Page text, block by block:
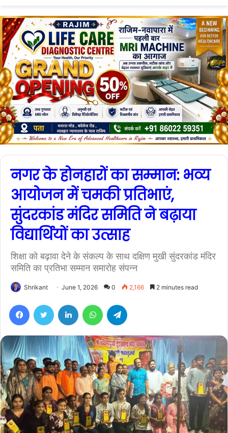
नगर के होनहारों का सम्मान: भव्य
आयोजन में चमकी प्रतिभाएं,
सुंदरकांड मंदिर समिति ने बढ़ाया
विद्यार्थियों का उत्साह
शिक्षा को बढ़ावा देने के संकल्प के साथ दक्षिण मुखी सुंदरकांड मंदिर
समिति का प्रतिभा सम्मान समारोह संपन्न
Shrikant June 1, 2026 0 2,166 2 minutes read